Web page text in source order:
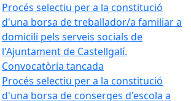
Procés selectiu per a la constitució
d'una borsa de treballador/a familiar a
domicili pels serveis socials de
l'Ajuntament de Castellgalí.
Convocatòria tancada
Procés selectiu per a la constitució
d'una borsa de conserges d'escola a